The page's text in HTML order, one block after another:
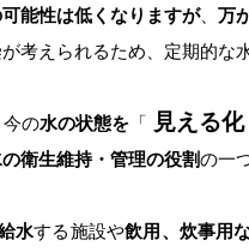
能性は低くなりますが、 万
考えられるため、定期的な
今の水の状態を 「 見える化
衛生維持・管理の役割の一
水する施設や飲用、炊事用